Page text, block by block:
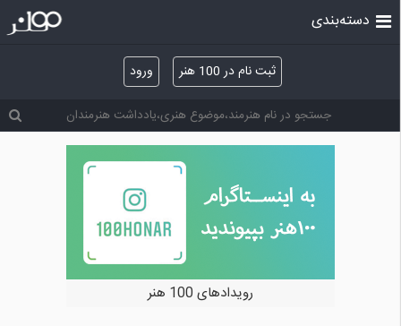
ثبت نام در 100 هنر ورود
دسته‌بندی
رویدادهای 100 هنر